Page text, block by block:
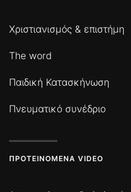
Χριστιανισμός & επιστήμη
The word
Παιδική Κατασκήνωση
Πνευματικό συνέδριο
ΠΡΟΤΕΙΝΌΜΕΝΑ VIDEO